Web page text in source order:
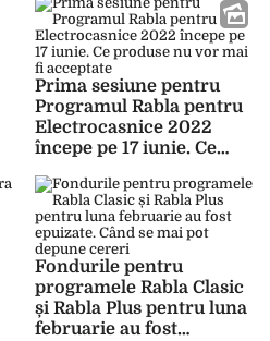
Prima sesiune pentru
Programul Rabla pentru
Electrocasnice 2022
începe pe 17 iunie. Ce
acceptate
Fondurile pentru
programele Rabla Clasic
și Rabla Plus pentru luna
februarie au fost